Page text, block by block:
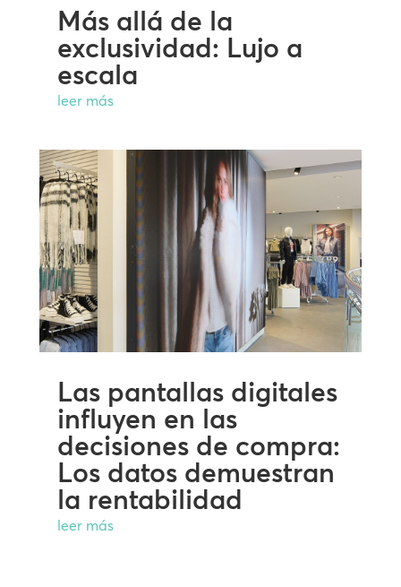
Más allá de la
exclusividad: Lujo a
escala
leer más
Las pantallas digitales
influyen en las
decisiones de compra:
Los datos demuestran
la rentabilidad
leer más